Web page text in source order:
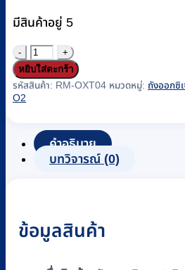
มีสินค้าอยู่ 5
จำนวน
ถัง
ออกซิเจน
หรือ
13.4
O2
ชิ้น
หยิบใส่ตะกร้า
รหัสสินค้า: RM-OXT04 หมวดหมู่: ถังออกซิ
O2
คำอธิบาย
บทวิจารณ์ (0)
ข้อมูลสินค้า